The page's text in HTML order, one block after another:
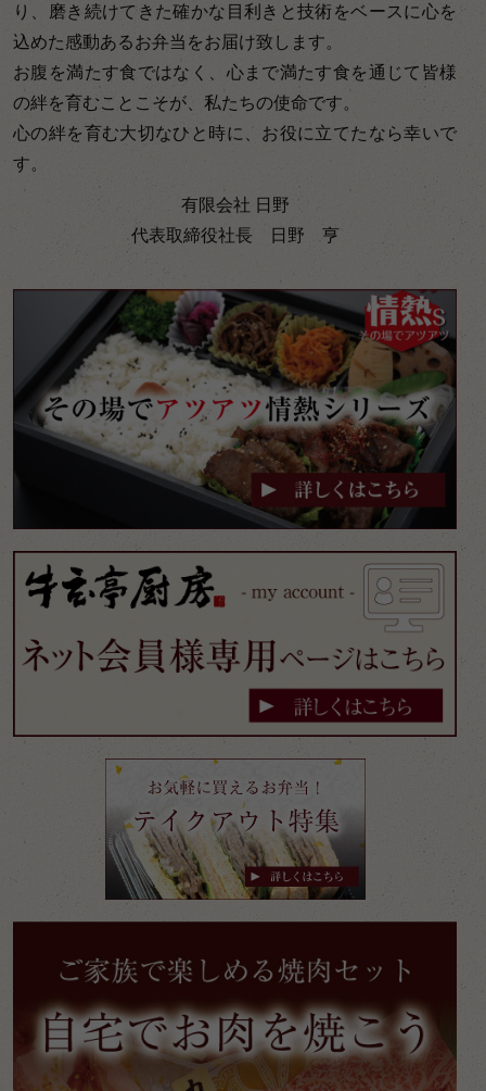
り、磨き続けてきた確かな目利きと技術をベースに心を
込めた感動あるお弁当をお届け致します。
お腹を満たす食ではなく、心まで満たす食を通じて皆様
の絆を育むことこそが、私たちの使命です。
心の絆を育む大切なひと時に、お役に立てたなら幸いで
す。
有限会社 日野
代表取締役社長 日野 亨